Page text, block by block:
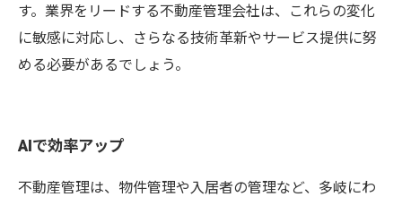
す。業界をリードする不動産管理会社は、これらの変化
に敏感に対応し、さらなる技術革新やサービス提供に努
める必要があるでしょう。
AIで効率アップ
不動産管理は、物件管理や入居者の管理など、多岐にわ